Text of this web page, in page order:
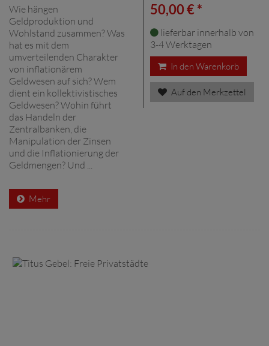
Wie hängen
Geldproduktion und
Wohlstand zusammen? Was
hat es mit dem
umverteilenden Charakter
von inflationärem
Geldwesen auf sich? Wem
dient ein kollektivistisches
Geldwesen? Wohin führt
das Handeln der
Zentralbanken, die
Manipulation der Zinsen
und die Inflationierung der
Geldmengen? Und ...
Mehr
50,00 € *
lieferbar innerhalb von
3-4 Werktagen
In den Warenkorb
Auf den Merkzettel